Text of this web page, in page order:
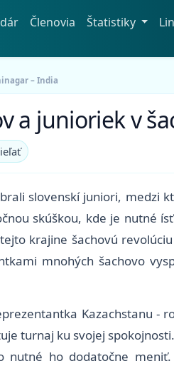
Členovia Štatistiky
– India
a junioriek v
slovenskí juniori, medzi
skúškou, kde je nutné
krajine šachovú
mnohých šachovo
Kazachstanu -
turnaj ku svojej
ho dodatočne